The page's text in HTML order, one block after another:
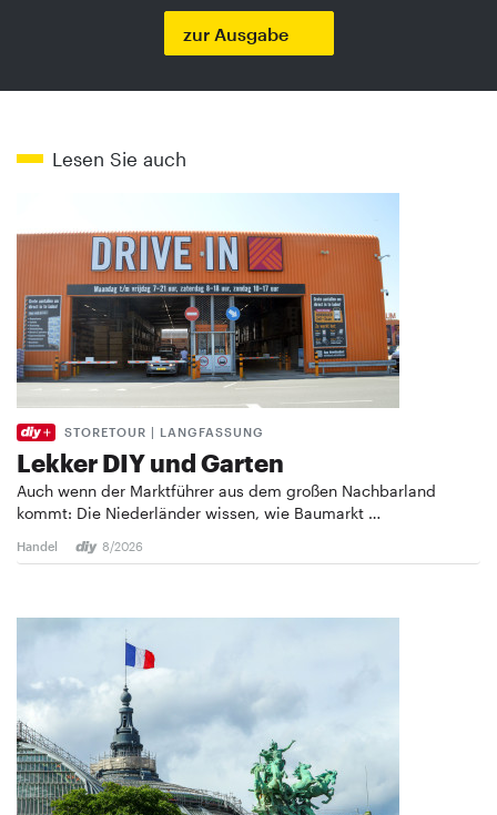
zur Ausgabe
Lesen Sie auch
STORETOUR | LANGFASSUNG
Lekker DIY und Garten
Auch wenn der Marktführer aus dem großen Nachbarland
kommt: Die Niederländer wissen, wie Baumarkt …
Handel 8/2026